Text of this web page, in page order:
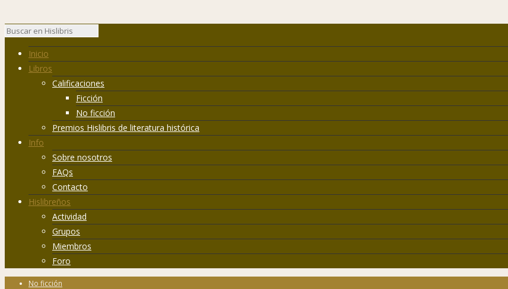
Inicio
Libros
Calificaciones
Ficción
No ficción
Premios Hislibris de literatura histórica
Info
Sobre nosotros
FAQs
Contacto
Hislibreños
Actividad
Grupos
Miembros
Foro
No ficción